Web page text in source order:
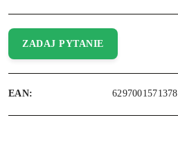
ZADAJ PYTANIE
EAN: 6297001571378